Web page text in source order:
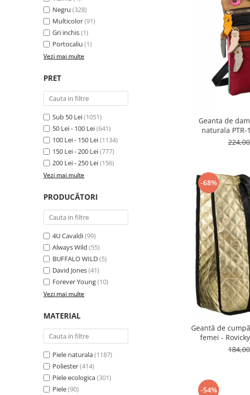
Negru (328)
Multicolor(91)
Gri inchis(1)
Portocaliu (1)
Vezi mai multe
PRET
Sub 50 Lei(1051)
50 Lei - 100 Lei(641)
100 Lei - 150 Lei(1134)
150 Lei - 200 Lei(777)
200 Lei - 250 Lei(156)
Vezi mai multe
PRODUCĂTORI
4U Cavaldi(99)
Always Wild (55)
BUFFALO WILD(5)
David Jones(41)
Forever Young(10)
Vezi mai multe
MATERIAL
Piele naturala(1187)
Poliester(414)
Piele ecologica(301)
Piele(90)
Geanta de
naturala PTR-
-68%
Geantă de
femei -
-54%